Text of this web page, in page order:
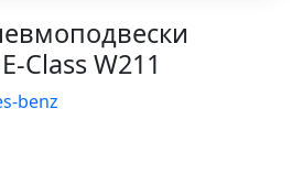
Class W211
benz